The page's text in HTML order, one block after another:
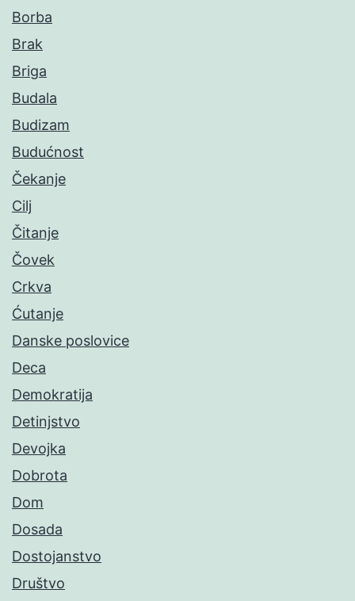
Borba
Brak
Briga
Budala
Budizam
Budućnost
Čekanje
Cilj
Čitanje
Čovek
Crkva
Ćutanje
Danske poslovice
Deca
Demokratija
Detinjstvo
Devojka
Dobrota
Dom
Dosada
Dostojanstvo
Društvo